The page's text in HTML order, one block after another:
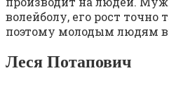
волейболу, его рост точно
поэтому молодым людям
Леся Потапович